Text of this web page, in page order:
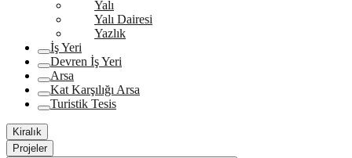
Yalı
Yalı Dairesi
Yazlık
İş Yeri
Devren İş Yeri
Arsa
Kat Karşılığı Arsa
Turistik Tesis
Kiralık
Projeler